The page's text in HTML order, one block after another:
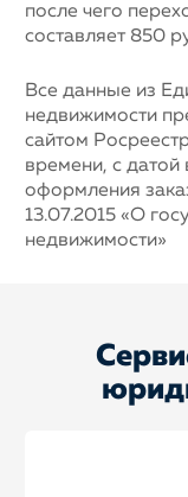
после чего
составляет 850
Все данные из
недвижимости
сайтом
времени, с датой
оформления
13.07.2015 «О
недвижимости»